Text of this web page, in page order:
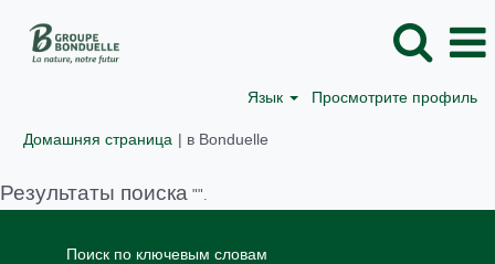
Язык Просмотрите профиль
Домашняя страница | в Bonduelle
Результаты поиска "".
Поиск по ключевым словам